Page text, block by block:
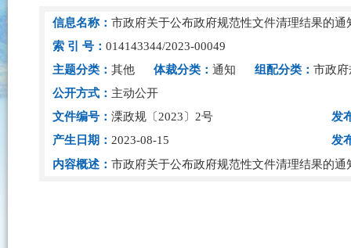
信息名称： 市政府关于公布政府规范性文件清理结果的通
索 引 号： 014143344/2023-00049
主题分类： 其他 体裁分类： 通知 组配分类： 市政
公开方式： 主动公开
文件编号： 溧政规〔2023〕2号
发
产生日期： 2023-08-15
发
内容概述： 市政府关于公布政府规范性文件清理结果的通